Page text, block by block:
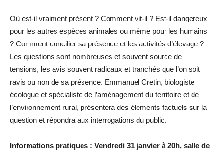
Où est-il vraiment présent ? Comment vit-il ? Est-il dangereux
pour les autres espèces animales ou même pour les humains
? Comment concilier sa présence et les activités d’élevage ?
Les questions sont nombreuses et souvent source de
tensions, les avis souvent radicaux et tranchés que l’on soit
ravis ou non de sa présence. Emmanuel Cretin, biologiste
écologue et spécialiste de l’aménagement du territoire et de
l’environnement rural, présentera des éléments factuels sur la
question et répondra aux interrogations du public.
Informations pratiques : Vendredi 31 janvier à 20h, salle de